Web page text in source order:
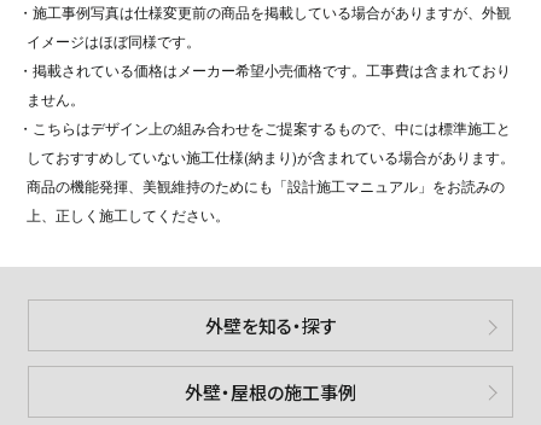
・施工事例写真は仕様変更前の商品を掲載している場合がありますが、外観
イメージはほぼ同様です。
・掲載されている価格はメーカー希望小売価格です。工事費は含まれており
ません。
・こちらはデザイン上の組み合わせをご提案するもので、中には標準施工と
しておすすめしていない施工仕様(納まり)が含まれている場合があります。
商品の機能発揮、美観維持のためにも「設計施工マニュアル」をお読みの
上、正しく施工してください。
外壁を知る・探す
外壁・屋根の施工事例